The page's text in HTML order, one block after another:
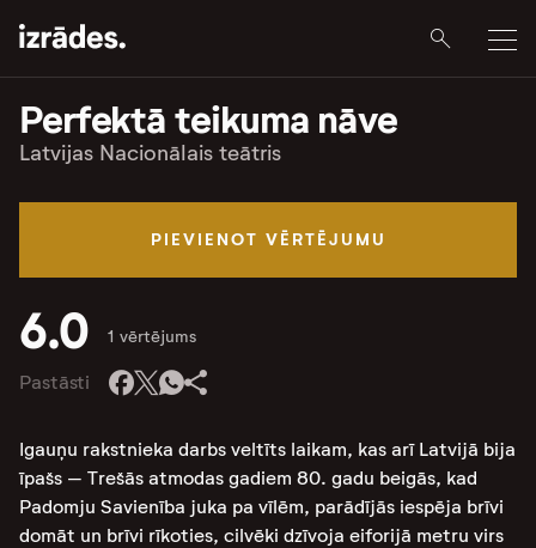
Perfektā teikuma nāve
Latvijas Nacionālais teātris
PIEVIENOT VĒRTĒJUMU
6.0 1 vērtējums
Pastāsti
Igauņu rakstnieka darbs veltīts laikam, kas arī Latvijā bija
īpašs – Trešās atmodas gadiem 80. gadu beigās, kad
Padomju Savienība juka pa vīlēm, parādījās iespēja brīvi
domāt un brīvi rīkoties, cilvēki dzīvoja eiforijā metru virs